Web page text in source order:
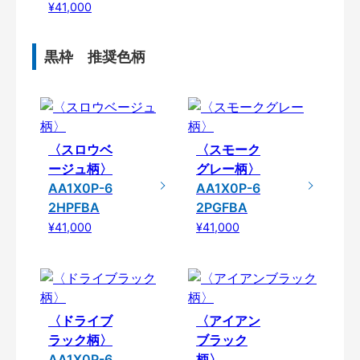
¥41,000
黒枠 推奨色柄
〈スロウベ
ージュ柄〉
AA1X0P-6
2HPFBA
¥41,000
〈スモーク
グレー柄〉
AA1X0P-6
2PGFBA
¥41,000
〈ドライブ
ラック柄〉
〈アイアン
ブラック